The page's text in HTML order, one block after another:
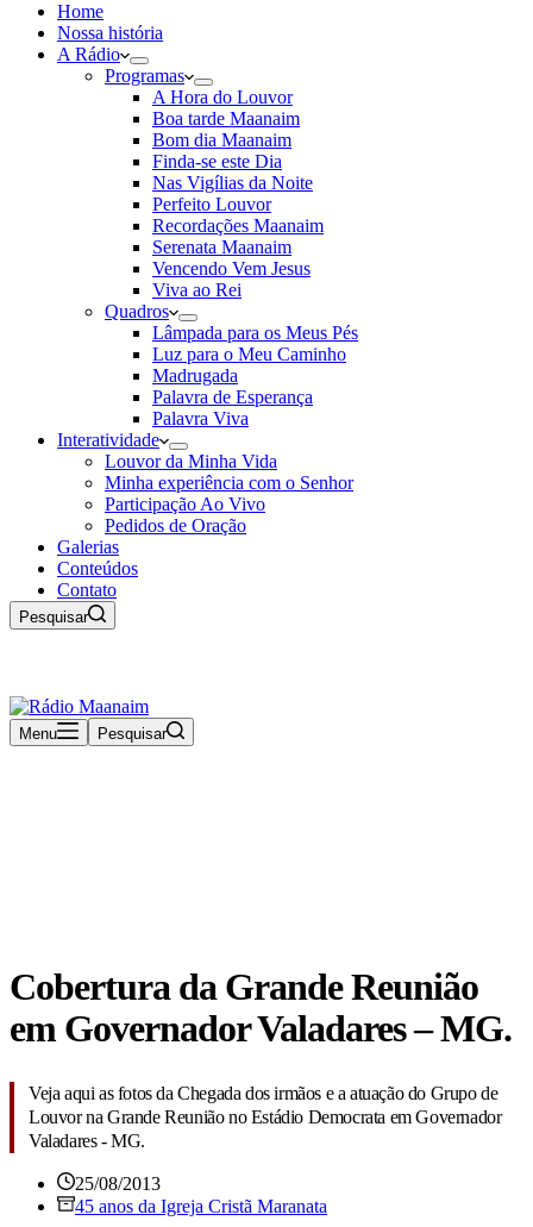
Home
Nossa história
A Rádio
Programas
A Hora do Louvor
Boa tarde Maanaim
Bom dia Maanaim
Finda-se este Dia
Nas Vigílias da Noite
Perfeito Louvor
Recordações Maanaim
Serenata Maanaim
Vencendo Vem Jesus
Viva ao Rei
Quadros
Lâmpada para os Meus Pés
Luz para o Meu Caminho
Madrugada
Palavra de Esperança
Palavra Viva
Interatividade
Louvor da Minha Vida
Minha experiência com o Senhor
Participação Ao Vivo
Pedidos de Oração
Galerias
Conteúdos
Contato
Pesquisar
Menu
Pesquisar
Cobertura da Grande Reunião
em Governador Valadares – MG.
Veja aqui as fotos da Chegada dos irmãos e a atuação do Grupo de
Louvor na Grande Reunião no Estádio Democrata em Governador
Valadares - MG.
25/08/2013
45 anos da Igreja Cristã Maranata